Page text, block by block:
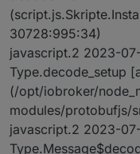
30728:995:34)
javascript.2 2023-
Type.decode_setup
(/opt/iobroker/
modules/protobufjs/
javascript.2 2023-